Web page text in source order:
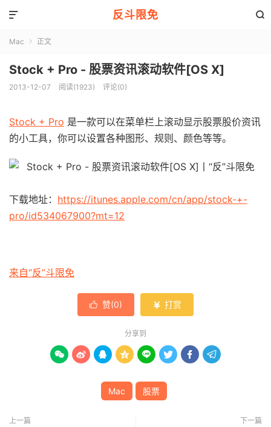
反斗限免 

Mac  正文
Stock + Pro - 股票资讯滚动软件[OS X]
2013-12-07 阅读(1923) 评论(0)
Stock + Pro 是一款可以在菜单栏上滚动显示股票股价资讯
的小工具，你可以设置各种图形、规则、颜色等等。
下载地址： https://itunes.apple.com/cn/app/stock-+-
pro/id534067900?mt=12
来自“反”斗限免
 赞(0)  打赏
分享到
       
Mac 股票
上一篇 下一篇